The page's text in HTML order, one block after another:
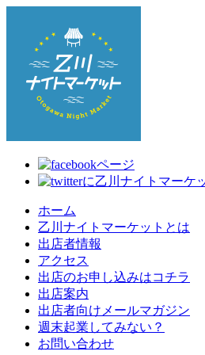
ホーム
乙川ナイトマーケットとは
出店者情報
アクセス
出店のお申し込みはコチラ
出店案内
出店者向けメールマガジン
週末起業してみない？
お問い合わせ